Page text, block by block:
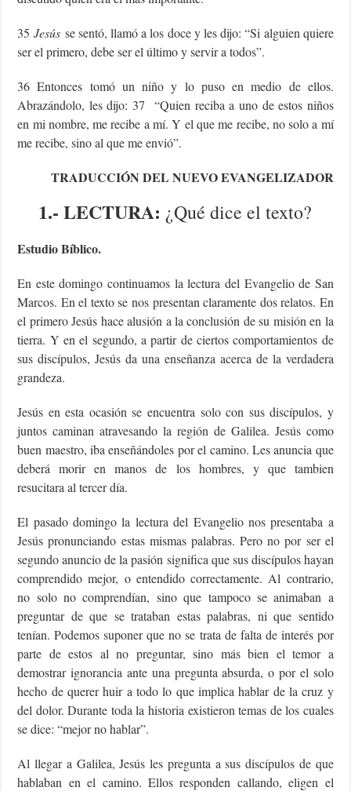
35Jesús se sentó, llamó a los doce y les dijo: “Si alguien quiere
ser el primero, debe ser el último y servir a todos”.
36 Entonces tomó un niño y lo puso en medio de ellos.
Abrazándolo, les dijo: 37 “Quien reciba a uno de estos niños
en mi nombre, me recibe a mí. Y el que me recibe, no solo a mí
me recibe, sino al que me envió”.
TRADUCCIÓN DEL NUEVO EVANGELIZADOR
1.- LECTURA: ¿Qué dice el texto?
Estudio Bíblico.
En este domingo continuamos la lectura del Evangelio de San
Marcos. En el texto se nos presentan claramente dos relatos. En
el primero Jesús hace alusión a la conclusión de su misión en la
tierra. Y en el segundo, a partir de ciertos comportamientos de
sus discípulos, Jesús da una enseñanza acerca de la verdadera
grandeza.
Jesús en esta ocasión se encuentra solo con sus discípulos, y
juntos caminan atravesando la región de Galilea. Jesús como
buen maestro, iba enseñándoles por el camino. Les anuncia que
deberá morir en manos de los hombres, y que tambien
resucitara al tercer día.
El pasado domingo la lectura del Evangelio nos presentaba a
Jesús pronunciando estas mismas palabras. Pero no por ser el
segundo anuncio de la pasión significa que sus discípulos hayan
comprendido mejor, o entendido correctamente. Al contrario,
no solo no comprendían, sino que tampoco se animaban a
preguntar de que se trataban estas palabras, ni que sentido
tenían. Podemos suponer que no se trata de falta de interés por
parte de estos al no preguntar, sino más bien el temor a
demostrar ignorancia ante una pregunta absurda, o por el solo
hecho de querer huir a todo lo que implica hablar de la cruz y
del dolor. Durante toda la historia existieron temas de los cuales
se dice: “mejor no hablar”.
Al llegar a Galilea, Jesús les pregunta a sus discípulos de que
hablaban en el camino. Ellos responden callando, eligen el